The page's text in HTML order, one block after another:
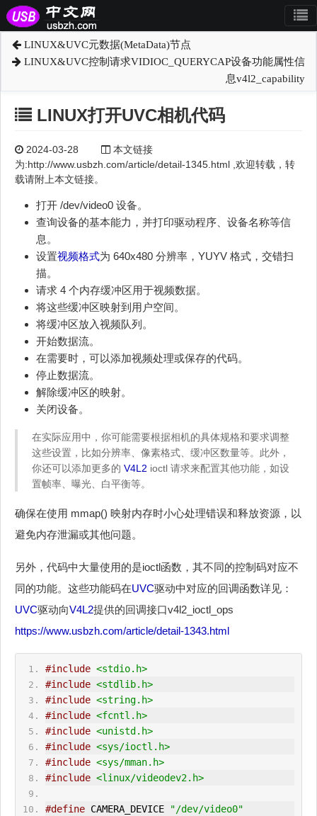
LINUX&UVC元数据(MetaData)节点
LINUX&UVC控制请求VIDIOC_QUERYCAP设备功能属性信
息v4l2_capability
LINUX打开UVC相机代码
2024-03-28
本文链接
为:http://www.usbzh.com/article/detail-1345.html ,欢迎转载，转
载请附上本文链接。
打开 /dev/video0 设备。
查询设备的基本能力，并打印驱动程序、设备名称等信
息。
设置视频格式为 640x480 分辨率，YUYV 格式，交错扫
描。
请求 4 个内存缓冲区用于视频数据。
将这些缓冲区映射到用户空间。
将缓冲区放入视频队列。
开始数据流。
在需要时，可以添加视频处理或保存的代码。
停止数据流。
解除缓冲区的映射。
关闭设备。
在实际应用中，你可能需要根据相机的具体规格和要求调整
这些设置，比如分辨率、像素格式、缓冲区数量等。此外，
你还可以添加更多的 V4L2 ioctl 请求来配置其他功能，如设
置帧率、曝光、白平衡等。
确保在使用 mmap() 映射内存时小心处理错误和释放资源，以
避免内存泄漏或其他问题。
另外，代码中大量使用的是ioctl函数，其不同的控制码对应不
同的功能。这些功能码在UVC驱动中对应的回调函数详见：
UVC驱动向V4L2提供的回调接口v4l2_ioctl_ops
https://www.usbzh.com/article/detail-1343.html
#include <stdio.h>
#include <stdlib.h>
#include <string.h>
#include <fcntl.h>
#include <unistd.h>
#include <sys/ioctl.h>
#include <sys/mman.h>
#include <linux/videodev2.h>
#define CAMERA_DEVICE
"/dev/video0"